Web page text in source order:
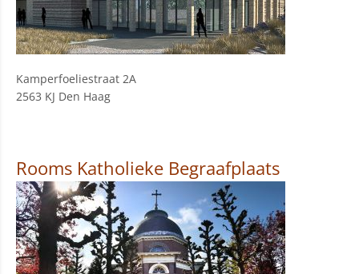
Kamperfoeliestraat 2A
2563 KJ Den Haag
Rooms Katholieke Begraafplaats